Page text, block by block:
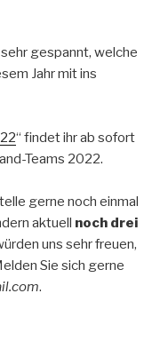
gespannt, welche
Jahr mit ins
“ findet ihr ab sofort
Teams 2022.
gerne noch einmal
aktuell noch drei
uns sehr freuen,
Sie sich gerne
.